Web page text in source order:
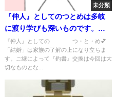
未分類
『仲人』としてのつとめは多岐
に渡り学びも深いものです。今
回は「釣書」の意味について教
えて頂きました💗
『仲人』としての つ・と・め💕
「結婚」は家族の了解の上になり立ちま
す。ご縁によって『釣書』交換は今回は大
切なものとな...